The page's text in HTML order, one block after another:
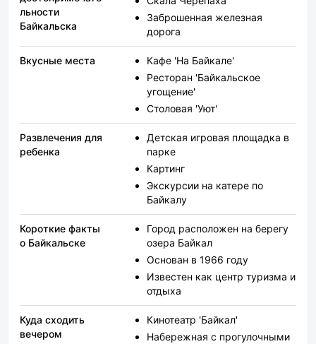
льности
Байкальска
Заброшенная железная
дорога
Вкусные места
Кафе 'На Байкале'
Ресторан 'Байкальское
угощение'
Столовая 'Уют'
Развлечения для
ребенка
Детская игровая площадка в
парке
Картинг
Экскурсии на катере по
Байкалу
Короткие факты
о Байкальске
Город расположен на берегу
озера Байкал
Основан в 1966 году
Известен как центр туризма и
отдыха
Куда сходить
вечером
Кинотеатр 'Байкал'
Набережная с прогулочными